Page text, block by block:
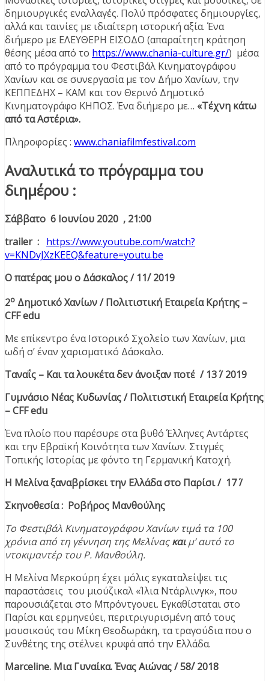
δημιουργικές εναλλαγές. Πολύ πρόσφατες δημιουργίες,
αλλά και ταινίες με ιδιαίτερη ιστορική αξία. Ένα
διήμερο με ΕΛΕΥΘΕΡΗ ΕΙΣΟΔΟ (απαραίτητη κράτηση
θέσης μέσα από το https://www.chania-culture.gr/) μέσα
από το πρόγραμμα του Φεστιβάλ Κινηματογράφου
Χανίων και σε συνεργασία με τον Δήμο Χανίων, την
ΚΕΠΠΕΔΗΧ – ΚΑΜ και τον Θερινό Δημοτικό
Κινηματογράφο ΚΗΠΟΣ. Ένα διήμερο με… «Τέχνη κάτω
από τα Αστέρια».
Πληροφορίες : www.chaniafilmfestival.com
Αναλυτικά το πρόγραμμα του
διημέρου :
Σάββατο 6 Ιουνίου 2020 , 21:00
trailer : https://www.youtube.com/watch?
v=KNDvJXzKEEQ&feature=youtu.be
Ο πατέρας μου ο Δάσκαλος / 11΄/ 2019
2ο Δημοτικό Χανίων / Πολιτιστική Εταιρεία Κρήτης –
CFFedu
Με επίκεντρο ένα Ιστορικό Σχολείο των Χανίων, μια
ωδή σ’ έναν χαρισματικό Δάσκαλο.
Ταναΐς – Και τα λουκέτα δεν άνοιξαν ποτέ / 13΄ / 2019
Γυμνάσιο Νέας Κυδωνίας / Πολιτιστική Εταιρεία Κρήτης
– CFFedu
Ένα πλοίο που παρέσυρε στα βυθό Έλληνες Αντάρτες
και την Εβραϊκή Κοινότητα των Χανίων. Στιγμές
Τοπικής Ιστορίας με φόντο τη Γερμανική Κατοχή.
Η Μελίνα ξαναβρίσκει την Ελλάδα στο Παρίσι / 17΄ /
Σκηνοθεσία : Ροβήρος Μανθούλης
Το Φεστιβάλ Κινηματογράφου Χανίων τιμά τα 100
χρόνια από τη γέννηση της Μελίναςκαιμ’ αυτό το
ντοκιμαντέρ του Ρ. Μανθούλη.
Η Μελίνα Μερκούρη έχει μόλις εγκαταλείψει τις
παραστάσεις του μιούζικαλ «Ίλια Ντάρλινγκ», που
παρουσιάζεται στο Μπρόντγουει. Εγκαθίσταται στο
Παρίσι και ερμηνεύει, περιτριγυρισμένη από τους
μουσικούς του Μίκη Θεοδωράκη, τα τραγούδια που ο
Συνθέτης της στέλνει κρυφά από την Ελλάδα.
Marceline. Μια Γυναίκα. Ένας Αιώνας / 58΄/ 2018